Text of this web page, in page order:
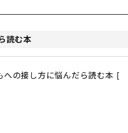
読む本
への接し方に悩んだら読む本 [